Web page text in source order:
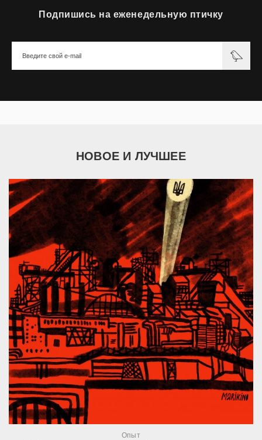
Подпишись на еженедельную птичку
НОВОЕ И ЛУЧШЕЕ
Опыт